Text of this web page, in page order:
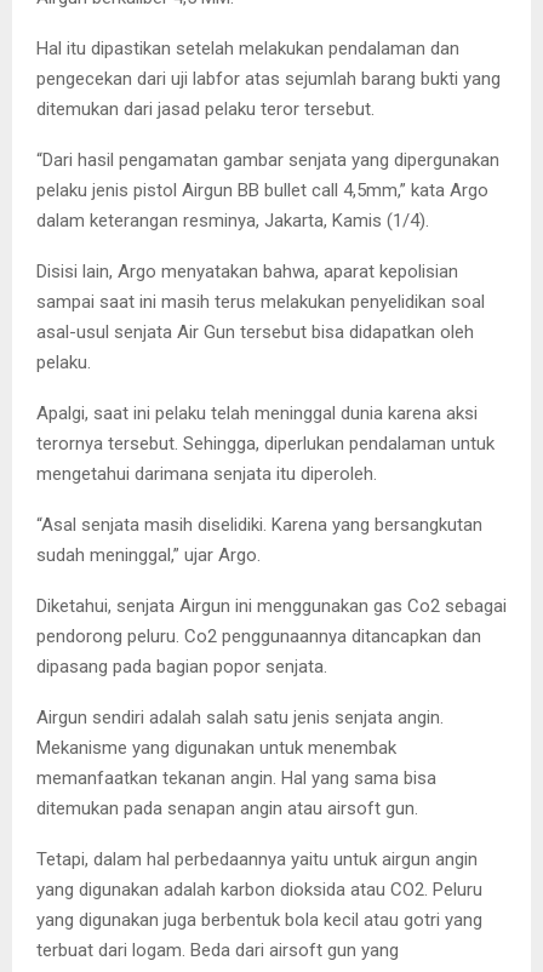
Hal itu dipastikan setelah melakukan pendalaman dan
pengecekan dari uji labfor atas sejumlah barang bukti yang
ditemukan dari jasad pelaku teror tersebut.
“Dari hasil pengamatan gambar senjata yang dipergunakan
pelaku jenis pistol Airgun BB bullet call 4,5mm,” kata Argo
dalam keterangan resminya, Jakarta, Kamis (1/4).
Disisi lain, Argo menyatakan bahwa, aparat kepolisian
sampai saat ini masih terus melakukan penyelidikan soal
asal-usul senjata Air Gun tersebut bisa didapatkan oleh
pelaku.
Apalgi, saat ini pelaku telah meninggal dunia karena aksi
terornya tersebut. Sehingga, diperlukan pendalaman untuk
mengetahui darimana senjata itu diperoleh.
“Asal senjata masih diselidiki. Karena yang bersangkutan
sudah meninggal,” ujar Argo.
Diketahui, senjata Airgun ini menggunakan gas Co2 sebagai
pendorong peluru. Co2 penggunaannya ditancapkan dan
dipasang pada bagian popor senjata.
Airgun sendiri adalah salah satu jenis senjata angin.
Mekanisme yang digunakan untuk menembak
memanfaatkan tekanan angin. Hal yang sama bisa
ditemukan pada senapan angin atau airsoft gun.
Tetapi, dalam hal perbedaannya yaitu untuk airgun angin
yang digunakan adalah karbon dioksida atau CO2. Peluru
yang digunakan juga berbentuk bola kecil atau gotri yang
terbuat dari logam. Beda dari airsoft gun yang